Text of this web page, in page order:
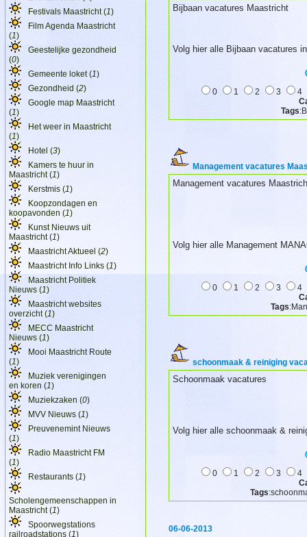
Festivals Maastricht (1)
Film Agenda Maastricht
(1)
Geestelijke gezondheid
(0)
Gemeente loket (1)
Gezondheid (2)
Google map Maastricht
(1)
Het weer in Maastricht
(1)
Hotel (3)
Kamers te huur in
Maastricht (1)
Kerstmis (1)
Koopzondagen en
koopavonden (1)
Kunst Nieuws uit
Maastricht (1)
Maastricht Aktueel (2)
Maastricht Info Links (1)
Maastricht Politiek
Nieuws (1)
Maastricht websites
overzicht (1)
MECC Maastricht
Nieuws (1)
Mooi Maastricht Route
(1)
Muziek verenigingen
en koren (1)
Muziekzaken (0)
MVV Nieuws (1)
Preuvenemint Nieuws
(1)
Radio Maastricht FM
(1)
Restaurants (1)
Scholengemeenschappen in
Maastricht (1)
Spoorwegstations
railroadstations (1)
Bijbaan vacatures Maastricht
Volg hier alle Bijbaan vacatures
0
1 2 3
4
Tags
Management vacatures
Management vacatures
Volg hier alle Management
0
1 2 3
4
Tags
schoonmaak & reiniging
Schoonmaak vacatures
Volg hier alle schoonmaak &
0
1 2 3
4
Tags
06-06-2013